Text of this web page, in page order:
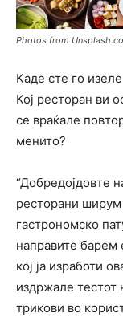
Photos from
Каде сте го
Кој ресторан ви
се враќале
менито?
“Добредојдовте
ресторани ширум
гастрономско
направите барем
кој ја изработи
издржале тестот
трикови во